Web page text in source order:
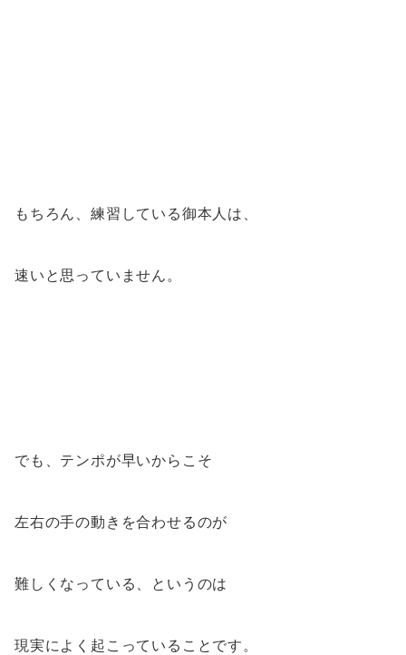
もちろん、練習している御本人は、
速いと思っていません。
でも、テンポが早いからこそ
左右の手の動きを合わせるのが
難しくなっている、というのは
現実によく起こっていることです。